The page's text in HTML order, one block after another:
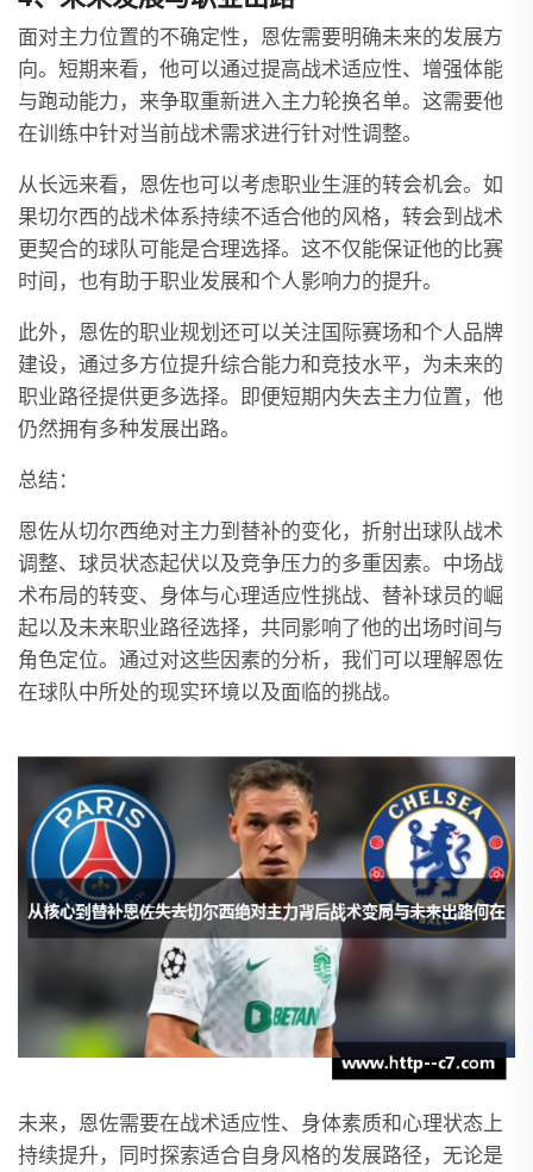
面对主力位置的不确定性，恩佐需要明确未来的发展方
向。短期来看，他可以通过提高战术适应性、增强体能
与跑动能力，来争取重新进入主力轮换名单。这需要他
在训练中针对当前战术需求进行针对性调整。
从长远来看，恩佐也可以考虑职业生涯的转会机会。如
果切尔西的战术体系持续不适合他的风格，转会到战术
更契合的球队可能是合理选择。这不仅能保证他的比赛
时间，也有助于职业发展和个人影响力的提升。
此外，恩佐的职业规划还可以关注国际赛场和个人品牌
建设，通过多方位提升综合能力和竞技水平，为未来的
职业路径提供更多选择。即便短期内失去主力位置，他
仍然拥有多种发展出路。
总结：
恩佐从切尔西绝对主力到替补的变化，折射出球队战术
调整、球员状态起伏以及竞争压力的多重因素。中场战
术布局的转变、身体与心理适应性挑战、替补球员的崛
起以及未来职业路径选择，共同影响了他的出场时间与
角色定位。通过对这些因素的分析，我们可以理解恩佐
在球队中所处的现实环境以及面临的挑战。
未来，恩佐需要在战术适应性、身体素质和心理状态上
持续提升，同时探索适合自身风格的发展路径，无论是